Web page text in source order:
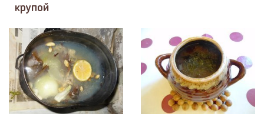
крупой